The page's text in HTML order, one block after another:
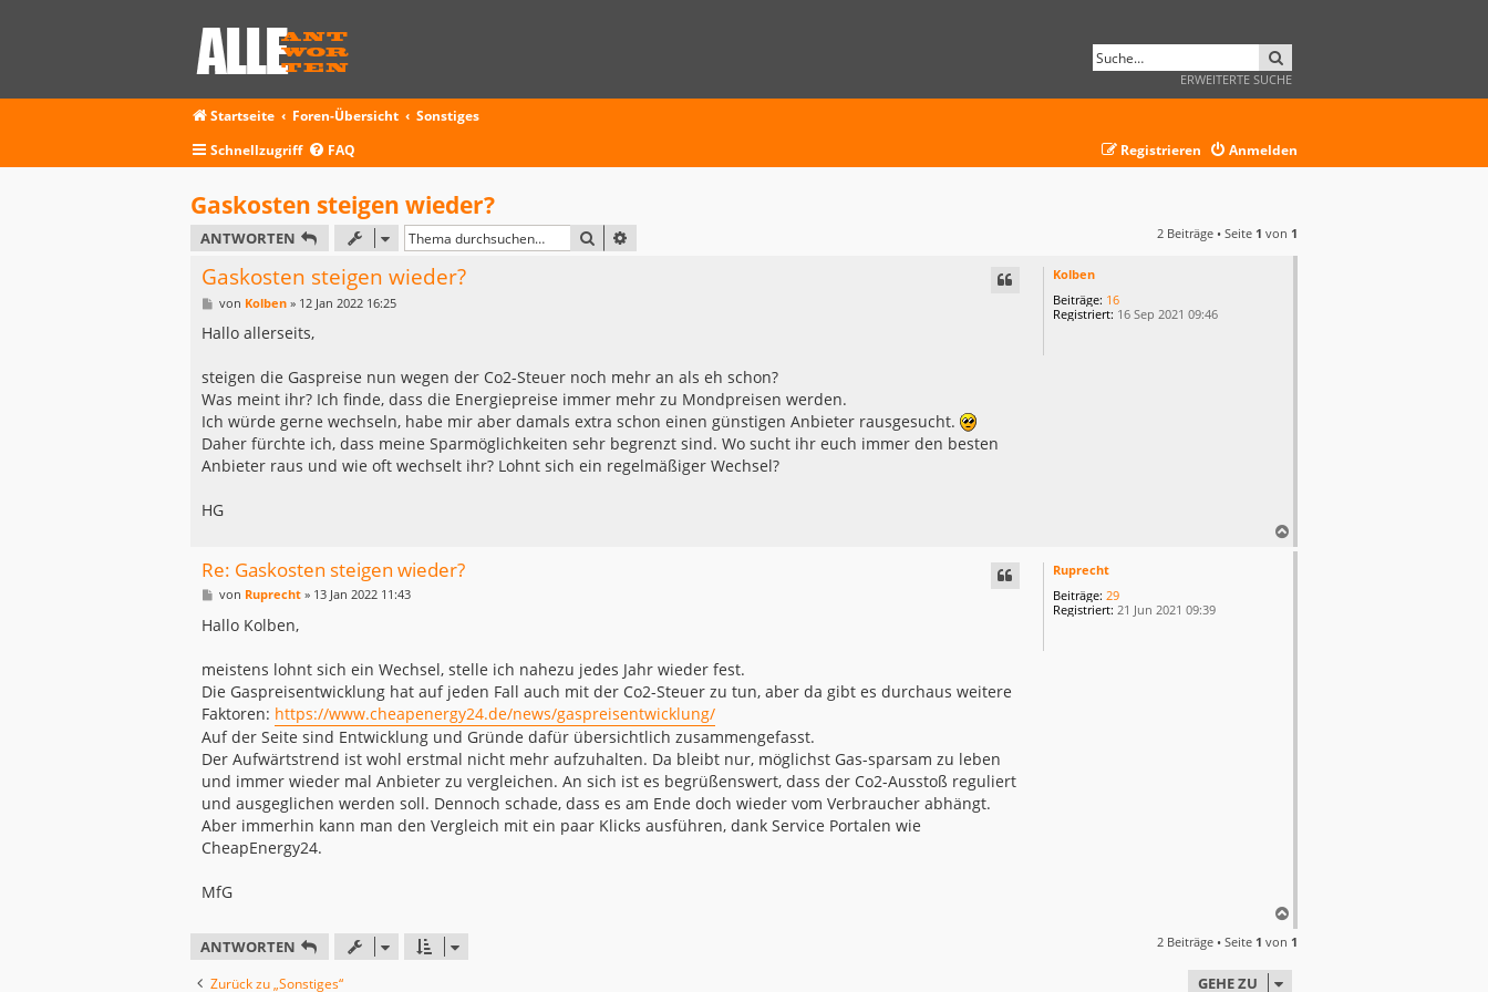
ERWEITERTE SUCHE
Startseite Foren-Übersicht
Sonstiges
Schnellzugriff
FAQ Anmelden
Registrieren
Gaskosten steigen wieder?
ANTWORTEN SUCHE 2 Beiträge • Seite 1 von 1
Kolben
Beiträge: 16
Registriert: 16 Sep 2021 09:46
Gaskosten steigen wieder?
B
i
a
g
von Kolben» 12 Jan 2022 16:25
Hallo allerseits,
steigen die Gaspreise nun wegen der Co2-Steuer noch mehr an als eh schon?
Was meint ihr? Ich finde, dass die Energiepreise immer mehr zu Mondpreisen werden.
Ich würde gerne wechseln, habe mir aber damals extra schon einen günstigen Anbieter rausgesucht.
Daher fürchte ich, dass meine Sparmöglichkeiten sehr begrenzt sind. Wo sucht ihr euch immer den besten
Anbieter raus und wie oft wechselt ihr? Lohnt sich ein regelmäßiger Wechsel?
HG
a
Ruprecht
Beiträge: 29
Registriert: 21 Jun 2021 09:39
Re: Gaskosten steigen wieder?
B
i
t
a
g
von Ruprecht» 13 Jan 2022 11:43
Hallo Kolben,
meistens lohnt sich ein Wechsel, stelle ich nahezu jedes Jahr wieder fest.
Die Gaspreisentwicklung hat auf jeden Fall auch mit der Co2-Steuer zu tun, aber da gibt es durchaus weitere
Faktoren: https://www.cheapenergy24.de/news/gaspreisentwicklung/
Auf der Seite sind Entwicklung und Gründe dafür übersichtlich zusammengefasst.
Der Aufwärtstrend ist wohl erstmal nicht mehr aufzuhalten. Da bleibt nur, möglichst Gas-sparsam zu leben
und immer wieder mal Anbieter zu vergleichen. An sich ist es begrüßenswert, dass der Co2-Ausstoß reguliert
und ausgeglichen werden soll. Dennoch schade, dass es am Ende doch wieder vom Verbraucher abhängt.
Aber immerhin kann man den Vergleich mit ein paar Klicks ausführen, dank Service Portalen wie
CheapEnergy24.
MfG
a
c
ANTWORTEN 2 Beiträge • Seite 1 von 1
Zurück zu „Sonstiges“ GEHE ZU